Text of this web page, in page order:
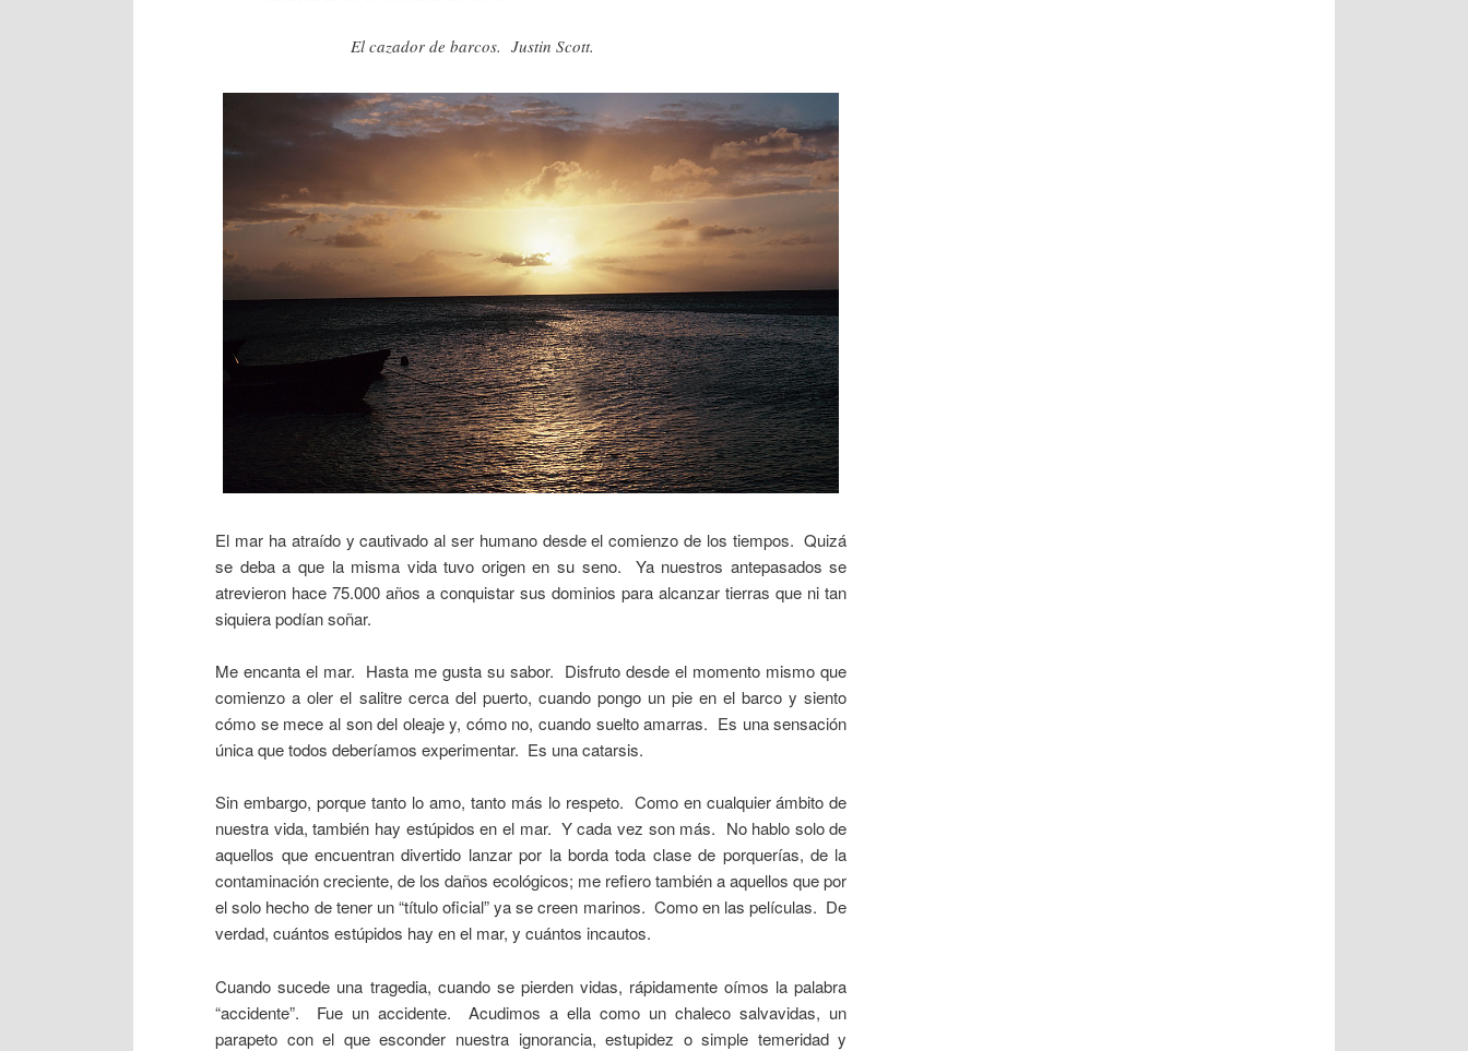
El cazador de barcos. Justin Scott.
El mar ha atraído y cautivado al ser humano desde el comienzo de los tiempos. Quizá
se deba a que la misma vida tuvo origen en su seno. Ya nuestros antepasados se
atrevieron hace 75.000 años a conquistar sus dominios para alcanzar tierras que ni tan
siquiera podían soñar.
Me encanta el mar. Hasta me gusta su sabor. Disfruto desde el momento mismo que
comienzo a oler el salitre cerca del puerto, cuando pongo un pie en el barco y siento
cómo se mece al son del oleaje y, cómo no, cuando suelto amarras. Es una sensación
única que todos deberíamos experimentar. Es una catarsis.
Sin embargo, porque tanto lo amo, tanto más lo respeto. Como en cualquier ámbito de
nuestra vida, también hay estúpidos en el mar. Y cada vez son más. No hablo solo de
aquellos que encuentran divertido lanzar por la borda toda clase de porquerías, de la
contaminación creciente, de los daños ecológicos; me refiero también a aquellos que por
el solo hecho de tener un “título oficial” ya se creen marinos. Como en las películas. De
verdad, cuántos estúpidos hay en el mar, y cuántos incautos.
Cuando sucede una tragedia, cuando se pierden vidas, rápidamente oímos la palabra
“accidente”. Fue un accidente. Acudimos a ella como un chaleco salvavidas, un
parapeto con el que esconder nuestra ignorancia, estupidez o simple temeridad y